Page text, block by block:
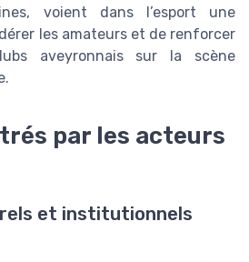
voient dans l’esport une
les amateurs et de renforcer
aveyronnais sur la scène
par les acteurs
et institutionnels